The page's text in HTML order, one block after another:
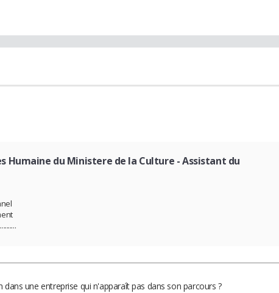
Humaine du Ministere de la Culture - Assistant du
dans une entreprise qui n'apparaît pas dans son parcours ?